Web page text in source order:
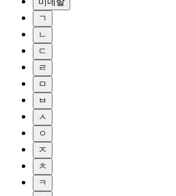
ㄱ
ㄴ
ㄷ
ㄹ
ㅁ
ㅂ
ㅅ
ㅇ
ㅈ
ㅊ
ㅋ